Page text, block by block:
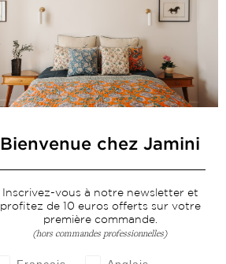
Collections
Déco & Linge de maison
Linge de table
Sacs & pochettes
Livraison & retour
CGV
Devenir revendeur
Bienvenue chez Jamini
Inscrivez-vous à notre newsletter et
profitez de 10 euros offerts sur votre
première commande.
(hors commandes professionnelles)